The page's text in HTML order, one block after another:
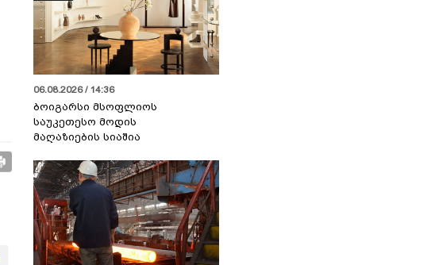
06.08.2026 / 14:36
ბოიგარსი მსოფლიოს
საუკეთესო მოდის
მაღაზიების სიაშია